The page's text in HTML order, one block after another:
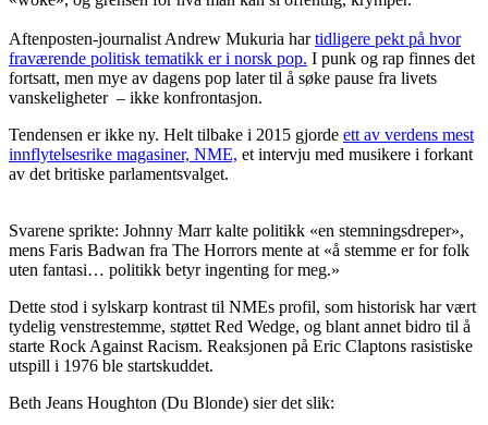
Aftenposten-journalist Andrew Mukuria hartidligere pekt på hvor
fraværende politisk tematikk er i norsk pop. I punk og rap finnes det
fortsatt, men mye av dagens pop later til å søke pause fra livets
vanskeligheter – ikke konfrontasjon.
Tendensen er ikke ny. Helt tilbake i 2015 gjorde ett av verdens mest
innflytelsesrike magasiner, NME, et intervju med musikere i forkant
av det britiske parlamentsvalget.
Svarene sprikte: Johnny Marr kalte politikk «en stemningsdreper»,
mens Faris Badwan fra The Horrors mente at «å stemme er for folk
uten fantasi… politikk betyr ingenting for meg.»
Dette stod i sylskarp kontrast til NMEs profil, som historisk har vært
tydelig venstrestemme, støttet Red Wedge, og blant annet bidro til å
starte Rock Against Racism. Reaksjonen på Eric Claptons rasistiske
utspill i 1976 ble startskuddet.
Beth Jeans Houghton (Du Blonde) sier det slik: